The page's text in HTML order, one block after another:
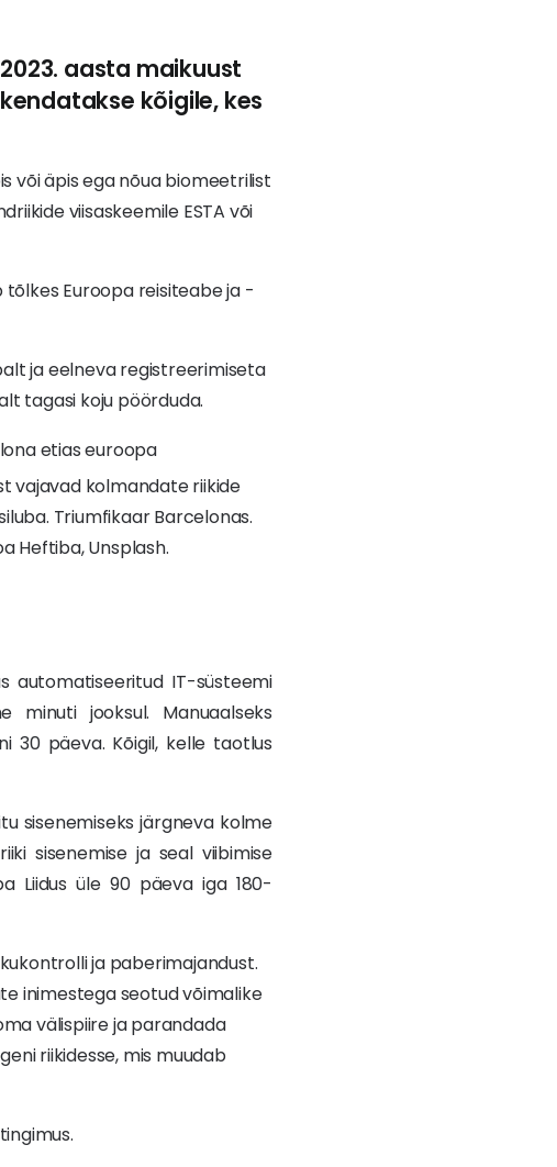
aasta maikuust
kõigile, kes
või äpis ega nõua biomeetrilist
viisaskeemile ESTA või
Euroopa reisiteabe ja -
ja eelneva registreerimiseta
tagasi koju pöörduda.
vajavad kolmandate riikide
Triumfikaar Barcelonas.
Heftiba, Unsplash.
automatiseeritud IT-süsteemi
minuti jooksul. Manuaalseks
30 päeva. Kõigil, kelle taotlus
sisenemiseks järgneva kolme
sisenemise ja seal viibimise
Liidus üle 90 päeva iga 180-
ja paberimajandust.
inimestega seotud võimalike
välispiire ja parandada
riikidesse, mis muudab